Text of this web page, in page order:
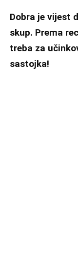
Dobra je vijest
skup. Prema
treba za
sastojka!